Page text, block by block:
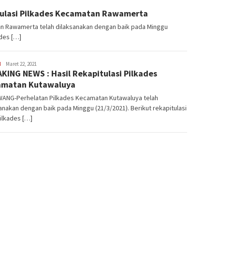
Pilkades Kecamatan Rawamerta
Rawamerta telah dilaksanakan dengan baik pada Minggu
[…]
Latifudin
Manaf
Maret 22, 2021
NEWS : Hasil Rekapitulasi Pilkades
Kutawaluya
Perhelatan Pilkades Kecamatan Kutawaluya telah
dengan baik pada Minggu (21/3/2021). Berikut rekapitulasi
[…]